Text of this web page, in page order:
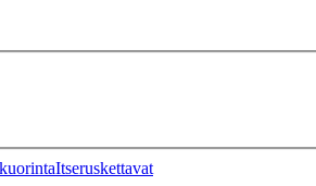
Itseruskettavat